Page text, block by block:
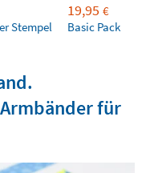
Stempel
19,95 €
Basic Pack
für